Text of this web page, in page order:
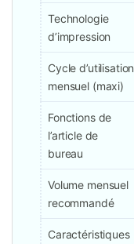
Technologie
d’impression
Cycle d’utilisation
mensuel (maxi)
Fonctions de
l’article de
bureau
Volume mensuel
recommandé
Caractéristiques